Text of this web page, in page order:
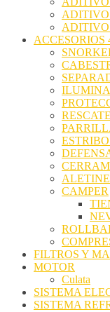
ADITIVO
ACCESORIOS
RESCATE
CAMPER
FILTROS Y
MOTOR
Culata
SISTEMA
SISTEMA